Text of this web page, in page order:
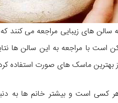
سالن های زیبایی مراجعه می
است با مراجعه به این سالن ها
بهترین ماسک های صورت
هر کسی است و بیشتر خانم ها به